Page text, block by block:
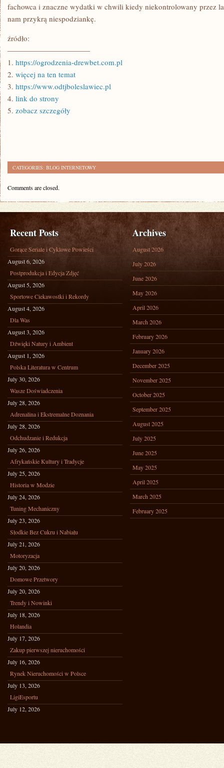
fachowca i znaczne wydatki w chwili kiedy niekontrolowany przez
nam przykrą niespodziankę.
źródło:
———————————
1. https://ogrodzenia-drewbet.com.pl
2. więcej na ten temat
3. https://www.odtjboleslawiec.pl
4. link do strony
5. zobacz szczegóły
CATEGORIES: BLOG INTERNETOWY
Comments are closed.
Recent Posts
Gorące Seriale i Cyklowe Powieści
August 6, 2026
Postprodukcja i Edycja Zdjęć
August 5, 2026
Sportowe Ciekawostki i Rekordy
August 4, 2026
Dla Was
August 3, 2026
Dźwięki Natury i Ambient
August 1, 2026
Polska Literatura w Centrum
July 30, 2026
Wasze Doświadczenia
July 28, 2026
Adrenalina i Ekstremalne Doznania
July 28, 2026
Odchudzanie i Redukcja
July 26, 2026
Afrykańskie Kultury i Tradycje
July 25, 2026
Historia w Modzie
July 24, 2026
Tuning Mechaniczny
July 23, 2026
Słodkie Bez Cukru i Nabiału
July 21, 2026
Motoryzacja
July 20, 2026
Domowe Przetwory
July 20, 2026
Trendy i Nowinki
July 18, 2026
Holandia
July 17, 2026
Zakup pierwszej nieruchomości
July 16, 2026
Rynek Nieruchomości w Polsce
July 13, 2026
LigiEsportu
July 12, 2026
Archives
August 2026
July 2026
June 2026
May 2026
April 2026
March 2026
February 2026
January 2026
December 2025
November 2025
October 2025
September 2025
August 2025
July 2025
June 2025
May 2025
April 2025
March 2025
February 2025